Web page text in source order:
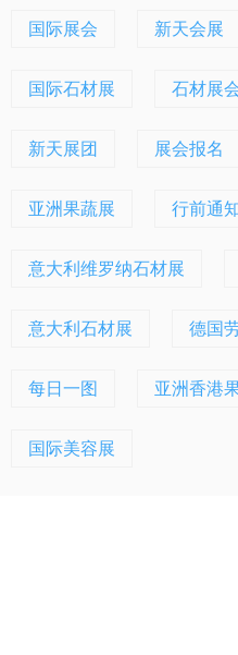
国际展会 新天会展
国际石材展 石材展
新天展团 展会报名
亚洲果蔬展 行前通
意大利维罗纳石材展
意大利石材展 德国
每日一图 亚洲香港
国际美容展